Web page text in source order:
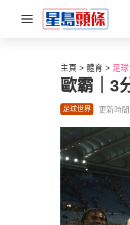
主頁 體育 足
歐霸｜3
足球世界 更新時